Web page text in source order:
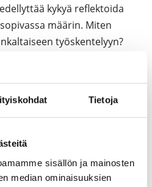
Tietoja
sisällön ja mainosten
median ominaisuuksien
kykyä reflektoida
määrin. Miten
työskentelyyn?
suoritettava kokonaisuus,
arjessasi? Perustele
koulutusta esim. viiden
luovuutta vastauksessasi.